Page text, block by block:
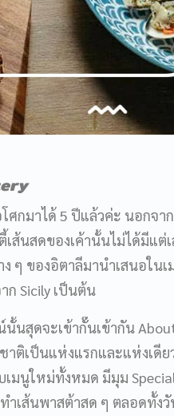
กมาได้ 5 ปีแล้วค่ะ นอกจา
ส้นสดของเค้านั้นไม่ได้มีแ
ๆ ของอิตาลีมานำเสนอใน
ก Sicily เป็นต้น
สุดจะเข้ากั๊นเข้ากัน About
ติเป็นแห่งแรกและแห่งเดีย
มนูใหม่ทั้งหมด มีมุม
ำเส้นพาสต้าสด ๆ ตลอดทั้ง